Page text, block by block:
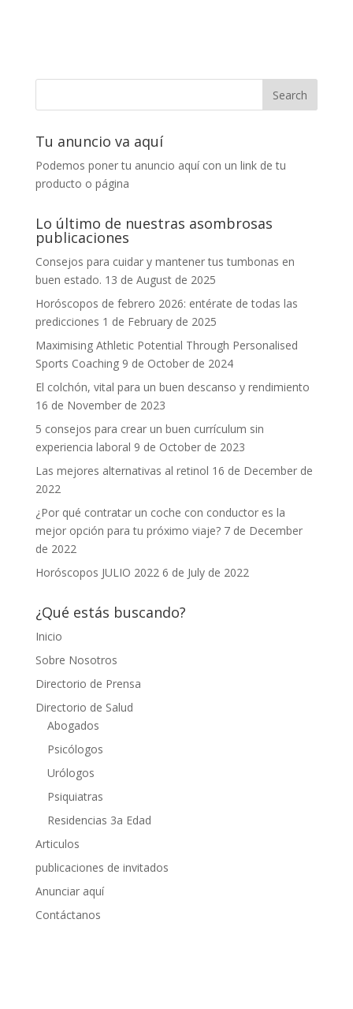
Tu anuncio va aquí
Podemos poner tu anuncio aquí con un link de tu
producto o página
Lo último de nuestras asombrosas
publicaciones
Consejos para cuidar y mantener tus tumbonas en
buen estado. 13 de August de 2025
Horóscopos de febrero 2026: entérate de todas las
predicciones 1 de February de 2025
Maximising Athletic Potential Through Personalised
Sports Coaching 9 de October de 2024
El colchón, vital para un buen descanso y rendimiento
16 de November de 2023
5 consejos para crear un buen currículum sin
experiencia laboral 9 de October de 2023
Las mejores alternativas al retinol 16 de December de
2022
¿Por qué contratar un coche con conductor es la
mejor opción para tu próximo viaje? 7 de December
de 2022
Horóscopos JULIO 2022 6 de July de 2022
¿Qué estás buscando?
Inicio
Sobre Nosotros
Directorio de Prensa
Directorio de Salud
Abogados
Psicólogos
Urólogos
Psiquiatras
Residencias 3a Edad
Articulos
publicaciones de invitados
Anunciar aquí
Contáctanos